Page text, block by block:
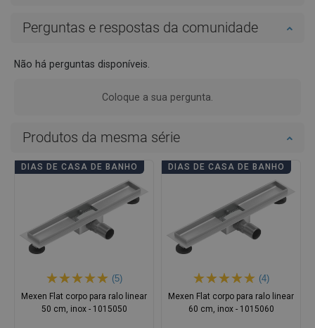
Perguntas e respostas da comunidade
Não há perguntas disponíveis.
Coloque a sua pergunta.
Produtos da mesma série
DIAS DE CASA DE BANHO
(5)
Mexen Flat corpo para ralo linear
50 cm, inox - 1015050
DIAS DE CASA DE BANHO
(4)
Mexen Flat corpo para ralo linear
60 cm, inox - 1015060